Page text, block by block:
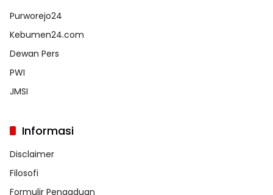
Purworejo24
Kebumen24.com
Dewan Pers
PWI
JMSI
Informasi
Disclaimer
Filosofi
Formulir Pengaduan